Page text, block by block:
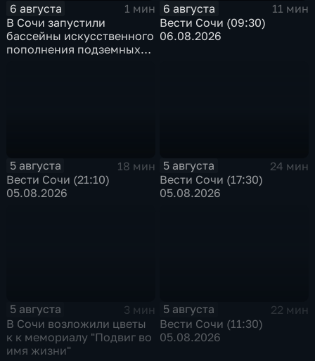
6 августа
1 мин
В Сочи запустили
бассейны искусственного
пополнения подземных
6 августа
11 мин
Вести Сочи (09:30)
06.08.2026
5 августа
18 мин
Вести Сочи (21:10)
05.08.2026
5 августа
24 мин
Вести Сочи (17:30)
05.08.2026
5 августа
3 мин
В Сочи возложили цветы
к к мемориалу "Подвиг во
имя жизни"
5 августа
22 мин
Вести Сочи (11:30)
05.08.2026